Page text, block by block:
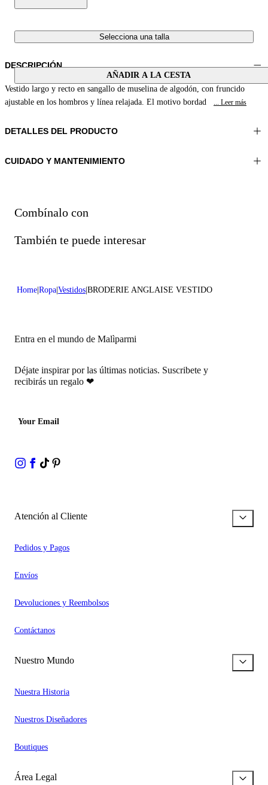
Selecciona una talla
AÑADIR A LA CESTA
DESCRIPCIÓN
Vestido largo y recto en sangallo de muselina de algodón, con fruncido
ajustable en los hombros y línea relajada. El motivo bordad
... Leer más
DETALLES DEL PRODUCTO
Material:MATERIAL 1 100%ALGODÓN
CUIDADO Y MANTENIMIENTO
No tratar con cloro
Combínalo con
También te puede interesar
Home Ropa Vestidos BRODERIE ANGLAISE VESTIDO
Entra en el mundo de Malìparmi
Déjate inspirar por las últimas noticias. Suscribete y
recibirás un regalo ❤
Your Email
Atención al Cliente
Pedidos y Pagos
Envíos
Devoluciones y Reembolsos
Contáctanos
Nuestro Mundo
Nuestra Historia
Nuestros Diseñadores
Boutiques
Área Legal